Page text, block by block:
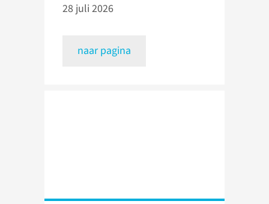
28 juli 2026
naar pagina